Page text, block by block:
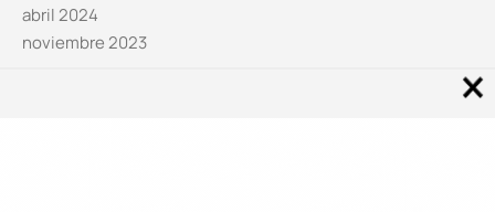
abril 2024
noviembre 2023